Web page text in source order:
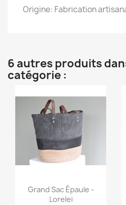
Origine: Fabrication
6 autres produits
catégorie :
Aperçu rapide
Grand Sac Épaule -
Lorelei